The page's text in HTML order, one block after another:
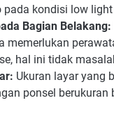
pada kondisi low
Bagian Belakang:
memerlukan
hal ini tidak
Ukuran layar yang
ponsel berukuran